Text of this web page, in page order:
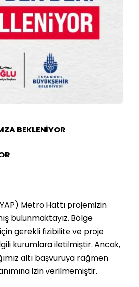
BEKLENİYOR
Metro Hattı projemizin
bulunmaktayız. Bölge
için gerekli fizibilite ve proje
kurumlara iletilmiştir. Ancak,
altı başvuruya rağmen
izin verilmemiştir.